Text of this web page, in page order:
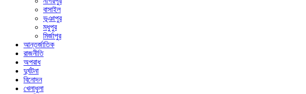
বাসাইল
ভূঞাপুর
মধুপুর
মির্জাপুর
আন্তর্জাতিক
রাজনীতি
অপরাধ
দুর্ঘটনা
বিনোদন
খেলাধুলা